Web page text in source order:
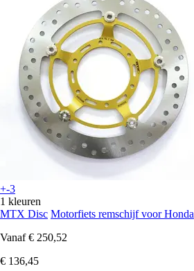
+-3
1 kleuren
MTX Disc Motorfiets remschijf voor Honda
Vanaf € 250,52
€ 136,45